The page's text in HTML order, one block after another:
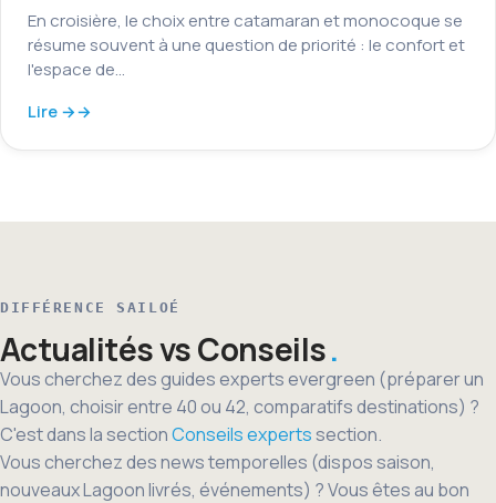
En croisière, le choix entre catamaran et monocoque se
résume souvent à une question de priorité : le confort et
l'espace de…
Lire →
DIFFÉRENCE SAILOÉ
Actualités vs Conseils
Vous cherchez des guides experts evergreen (préparer un
Lagoon, choisir entre 40 ou 42, comparatifs destinations) ?
C'est dans la sectionConseils expertssection.
Vous cherchez des news temporelles (dispos saison,
nouveaux Lagoon livrés, événements) ? Vous êtes au bon